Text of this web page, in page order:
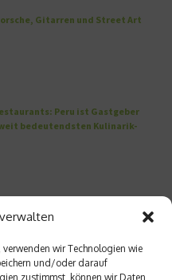
wir Technologien wie
und/oder darauf
zustimmst, können wir Daten
Gitarren und Street Art
Peru ist Gastgeber
bedeutendsten Kulinarik-
zu welchem Anlass?